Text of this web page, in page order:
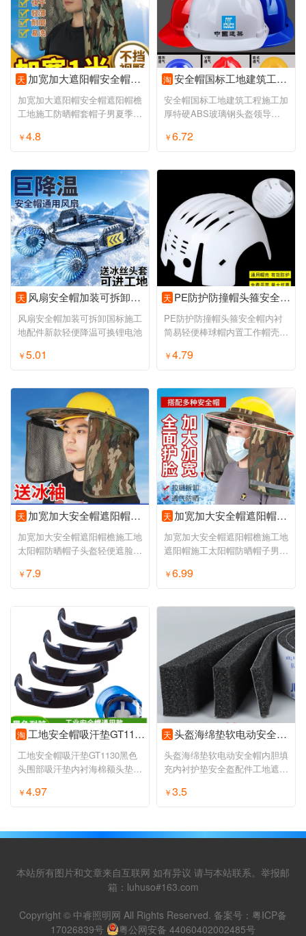
天 加宽加大遮阳帽安全帽遮阳帽檐工地施工防晒帽套帽子男夏季太阳帽
加宽加大遮阳帽安全帽遮阳帽檐
工地施工防晒帽套帽子男夏季太
￥4.8
淘 安全帽国标工地建筑工程施工加厚特硬ABS玻璃钢头盔领导电工定制
安全帽国标工地建筑工程施工加
厚特硬ABS玻璃钢头盔领导电
￥6.72
天 风扇安全帽加装可拆卸国标施工地配件新款轻便降温可换锂电池
风扇安全帽加装可拆卸国标施工
地配件新款轻便降温可换锂电池
￥5.01
天 PE防护防撞帽头箍安全帽内衬简易轻便棒球帽内置工作帽壳印字
PE防护防撞帽头箍安全帽内衬
简易轻便棒球帽内置工作帽壳印
￥4.79
天 加宽加大安全帽遮阳帽檐施工地太阳帽防晒帽子头盔轻便遮脸男夏季
加宽加大安全帽遮阳帽檐施工地
太阳帽防晒帽子头盔轻便遮脸男
￥7.9
天 加宽加大安全帽遮阳帽檐施工地遮阳帽施工太阳帽防晒帽子男夏季
加宽加大安全帽遮阳帽檐施工地
遮阳帽施工太阳帽防晒帽子男夏
￥6.99
淘 工地安全帽吸汗垫GT1130黑色头围部吸汗垫内衬海棉额头垫配件莞特
工地安全帽吸汗垫GT1130黑色
头围部吸汗垫内衬海棉额头垫配
￥4.97
天 头盔海绵垫软电动安全帽内胆填充内衬护垫安全盔配件工地遮阳神器
头盔海绵垫软电动安全帽内胆填
充内衬护垫安全盔配件工地遮阳
￥3.5
本站所有图片和文章来自互联网 如有异议 请与本站联系。举报邮
箱：luhuso#163.com
Copyright © 中睿照明网 All Rights Reserved. 备案号： 粤ICP备
17026839号
粤公网安备 44060402002485号